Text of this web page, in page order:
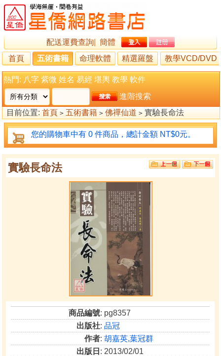
配送運費查詢
簡體
首頁
五術書籍 命理軟體 精選羅盤 教學VCD/DVD
熱門: 八字 紫微 姓名 易經 堪輿 教學 軟件
進階搜索
目前位置: 首頁 > 五術書籍 > 佛禪仙道 > 實驗長命法
您的購物車中有 0 件商品，總計金額 NT$0元。
實驗長命法
商品編號: pg8357
出版社:品冠
作者:胡嘉英,葉冠群
出版日 : 2013/02/01